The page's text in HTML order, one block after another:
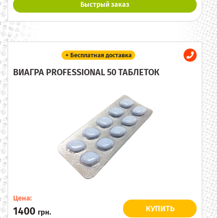
Быстрый заказ
+ Бесплатная доставка
ВИАГРА PROFESSIONAL 50 ТАБЛЕТОК
Цена:
1400 грн. КУПИТЬ